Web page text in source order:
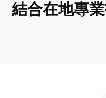
合在地專